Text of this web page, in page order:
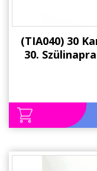
(TIA040) 30
30.